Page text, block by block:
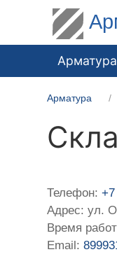
Арматура
Арматура
Телефон:
Адрес: ул.
Время
Email: